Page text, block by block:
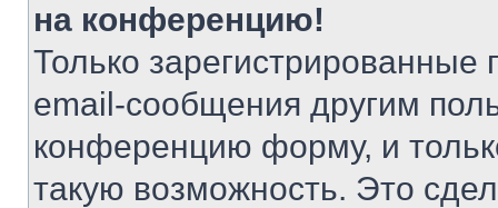
на конференцию!
Только зарегистрированные
email-сообщения другим
конференцию форму, и
такую возможность. Это